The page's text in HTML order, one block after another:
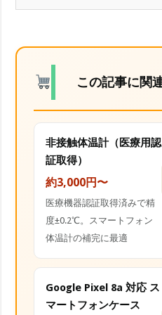
この記事に関
非接触体温計（医療用認
証取得）
約3,000円〜
医療機器認証取得済みで精
度±0.2℃。スマートフォン
体温計の補完に最適
Google Pixel 8a 対応 ス
マートフォンケース